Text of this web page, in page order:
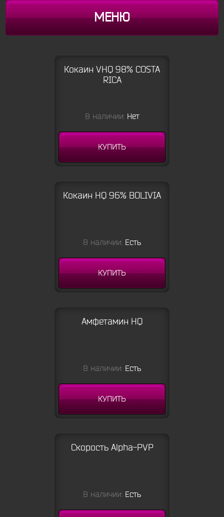
МЕНЮ
Кокаин VHQ 98% COSTA
RICA
В наличии: Нет
КУПИТЬ
Кокаин HQ 96% BOLIVIA
В наличии: Есть
КУПИТЬ
Амфетамин HQ
В наличии: Есть
КУПИТЬ
Скорость Alpha-PVP
В наличии: Есть